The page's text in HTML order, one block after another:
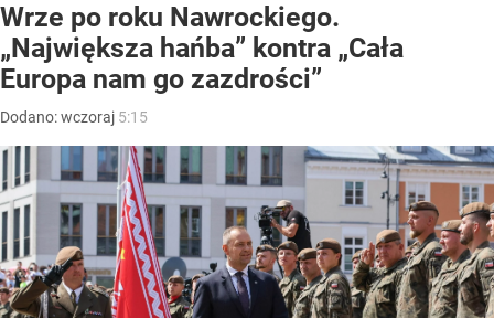
Wrze po roku Nawrockiego.
„Największa hańba” kontra „Cała
Europa nam go zazdrości”
Dodano:wczoraj 5:15